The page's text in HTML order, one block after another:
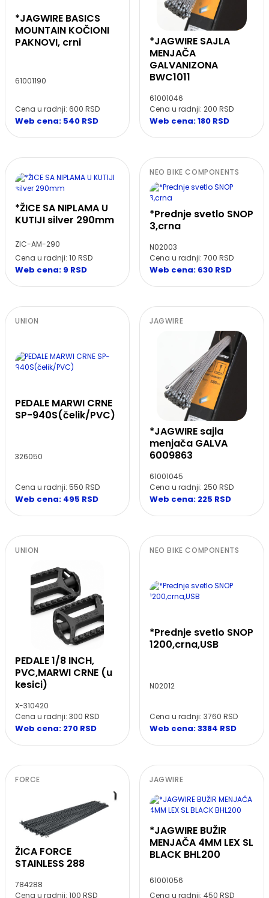
*JAGWIRE BASICS
MOUNTAIN KOČIONI
PAKNOVI, crni
61001190
Cena u radnji: 600 RSD
Web cena: 540 RSD
*JAGWIRE SAJLA
MENJAČA
GALVANIZONA
BWC1011
61001046
Cena u radnji: 200 RSD
Web cena: 180 RSD
*ŽICE SA NIPLAMA U
KUTIJI silver 290mm
ZIC-AM-290
Cena u radnji: 10 RSD
Web cena: 9 RSD
NEO BIKE COMPONENTS
*Prednje svetlo SNOP
3,crna
N02003
Cena u radnji: 700 RSD
Web cena: 630 RSD
UNION
PEDALE MARWI CRNE
SP-940S(čelik/PVC)
326050
Cena u radnji: 550 RSD
Web cena: 495 RSD
JAGWIRE
*JAGWIRE sajla
menjača GALVA
6009863
61001045
Cena u radnji: 250 RSD
Web cena: 225 RSD
UNION
PEDALE 1/8 INCH,
PVC,MARWI CRNE (u
kesici)
X-310420
Cena u radnji: 300 RSD
Web cena: 270 RSD
NEO BIKE COMPONENTS
*Prednje svetlo SNOP
1200,crna,USB
N02012
Cena u radnji: 3760 RSD
Web cena: 3384 RSD
FORCE
ŽICA FORCE
STAINLESS 288
784288
Cena u radnji: 100 RSD
JAGWIRE
*JAGWIRE BUŽIR
MENJAČA 4MM LEX SL
BLACK BHL200
61001056
Cena u radnji: 450 RSD